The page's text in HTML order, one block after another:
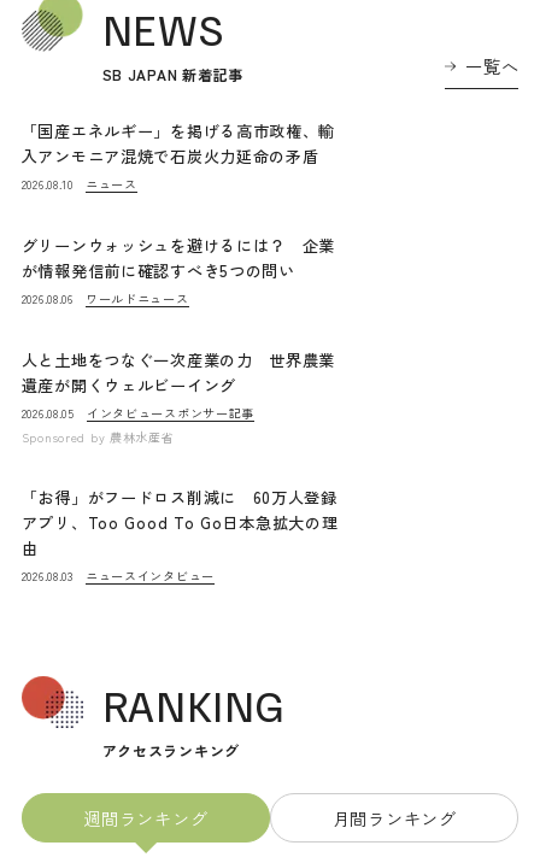
NEWS
SB JAPAN 新着記事 一覧へ
「国産エネルギー」を掲げる高市政権、輸
入アンモニア混焼で石炭火力延命の矛盾
2026.08.10 ニュース
グリーンウォッシュを避けるには？ 企業
が情報発信前に確認すべき5つの問い
2026.08.06 ワールドニュース
人と土地をつなぐ一次産業の力 世界農業
遺産が開くウェルビーイング
2026.08.05 インタビュー スポンサー記事
Sponsored by 農林水産省
「お得」がフードロス削減に 60万人登録
アプリ、Too Good To Go日本急拡大の理
由
2026.08.03 ニュース インタビュー
RANKING
アクセスランキング
週間ランキング 月間ランキング